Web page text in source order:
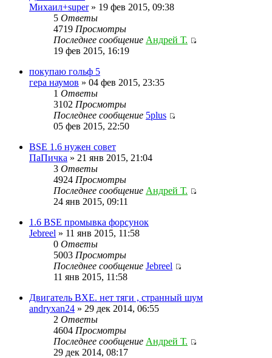
Михаил+super» 19 фев 2015, 09:38
5 Ответы
4719 Просмотры
Последнее сообщение Андрей Т.
19 фев 2015, 16:19
покупаю гольф 5
гера наумов » 04 фев 2015, 23:35
1 Ответы
3102 Просмотры
Последнее сообщение 5plus
05 фев 2015, 22:50
BSE 1.6 нужен совет
ПаПичка » 21 янв 2015, 21:04
3 Ответы
4924 Просмотры
Последнее сообщение Андрей Т.
24 янв 2015, 09:11
1.6 BSE промывка форсунок
Jebreel » 11 янв 2015, 11:58
0 Ответы
5003 Просмотры
Последнее сообщение Jebreel
11 янв 2015, 11:58
Двигатель BXE. нет тяги , странный шум
andryxan24 » 29 дек 2014, 06:55
2 Ответы
4604 Просмотры
Последнее сообщение Андрей Т.
29 дек 2014, 08:17